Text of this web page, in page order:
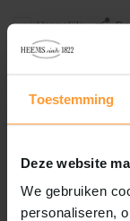
Toestemming
Deze website
We gebruiken
personaliseren,
Vergelijk
Reviews
Er zijn nog geen
Schrijf je eigen